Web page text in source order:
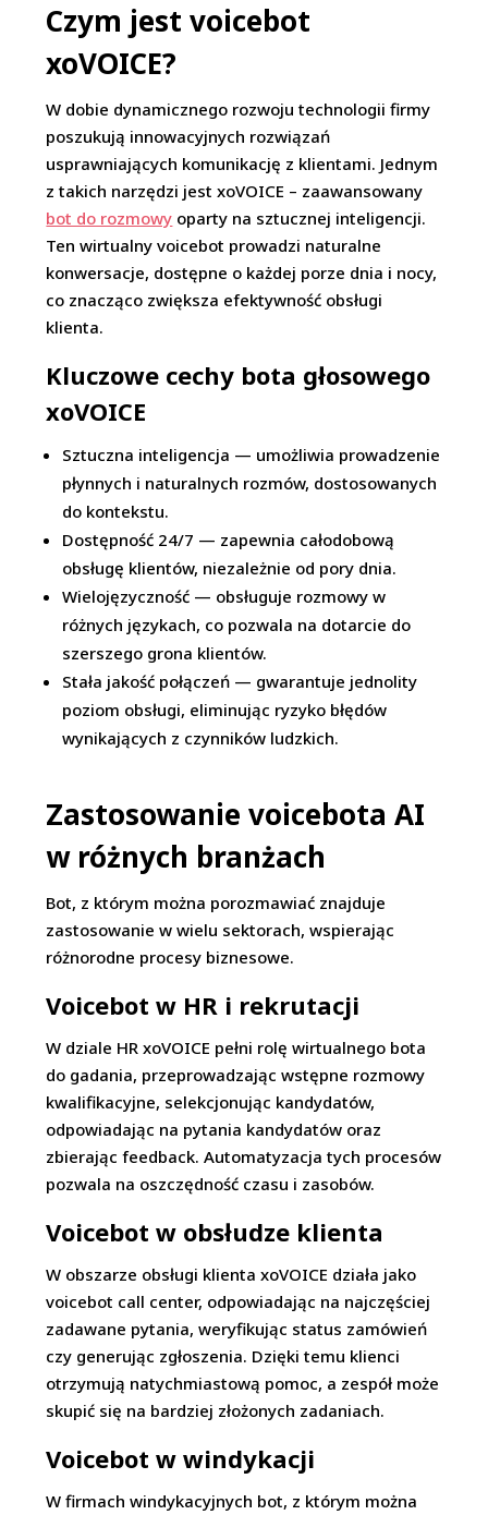
Czym jest voicebot
xoVOICE?
W dobie dynamicznego rozwoju technologii firmy
poszukują innowacyjnych rozwiązań
usprawniających komunikację z klientami. Jednym
z takich narzędzi jest xoVOICE – zaawansowany
bot do rozmowy oparty na sztucznej inteligencji.
Ten wirtualny voicebot prowadzi naturalne
konwersacje, dostępne o każdej porze dnia i nocy,
co znacząco zwiększa efektywność obsługi
klienta.
Kluczowe cechy bota głosowego
xoVOICE
Sztuczna inteligencja — umożliwia prowadzenie
płynnych i naturalnych rozmów, dostosowanych
do kontekstu.
Dostępność 24/7 — zapewnia całodobową
obsługę klientów, niezależnie od pory dnia.
Wielojęzyczność — obsługuje rozmowy w
różnych językach, co pozwala na dotarcie do
szerszego grona klientów.
Stała jakość połączeń — gwarantuje jednolity
poziom obsługi, eliminując ryzyko błędów
wynikających z czynników ludzkich.
Zastosowanie voicebota AI
w różnych branżach
Bot, z którym można porozmawiać znajduje
zastosowanie w wielu sektorach, wspierając
różnorodne procesy biznesowe.
Voicebot w HR i rekrutacji
W dziale HR xoVOICE pełni rolę wirtualnego bota
do gadania, przeprowadzając wstępne rozmowy
kwalifikacyjne, selekcjonując kandydatów,
odpowiadając na pytania kandydatów oraz
zbierając feedback. Automatyzacja tych procesów
pozwala na oszczędność czasu i zasobów.
Voicebot w obsłudze klienta
W obszarze obsługi klienta xoVOICE działa jako
voicebot call center, odpowiadając na najczęściej
zadawane pytania, weryfikując status zamówień
czy generując zgłoszenia. Dzięki temu klienci
otrzymują natychmiastową pomoc, a zespół może
skupić się na bardziej złożonych zadaniach.
Voicebot w windykacji
W firmach windykacyjnych bot, z którym można